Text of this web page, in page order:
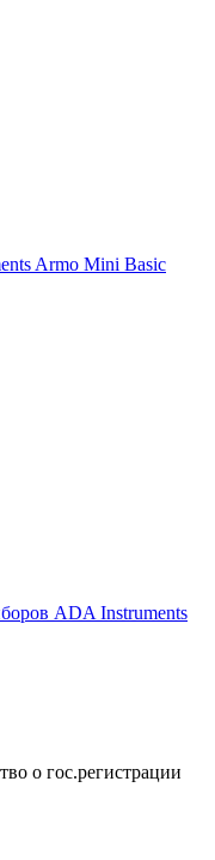
Armo Mini Basic
ADA Instruments
о гос.регистрации